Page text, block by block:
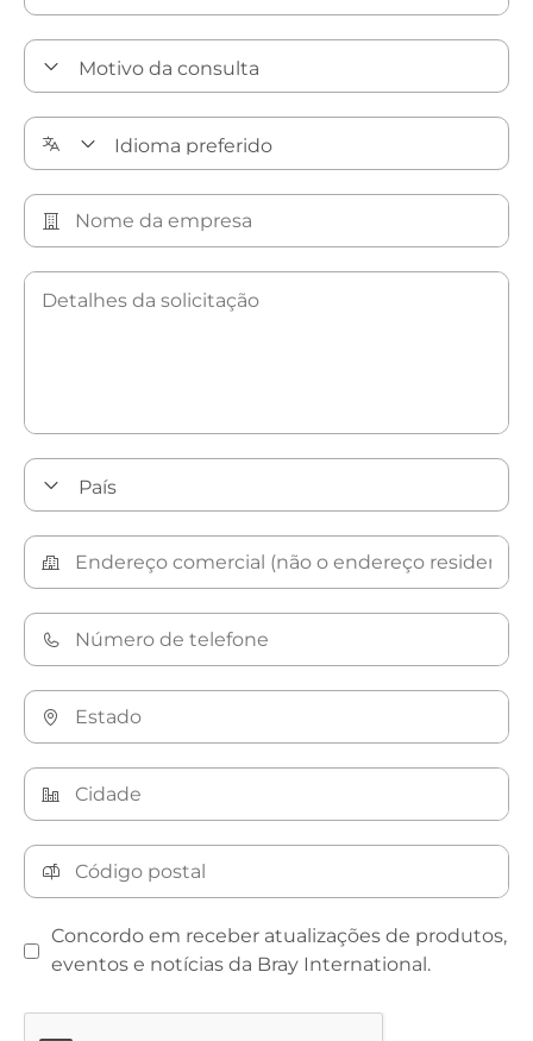
Concordo em receber atualizações de produtos,
eventos e notícias da Bray International.